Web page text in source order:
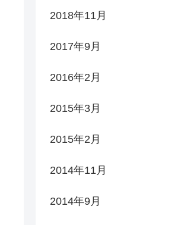
2018年11月
2017年9月
2016年2月
2015年3月
2015年2月
2014年11月
2014年9月